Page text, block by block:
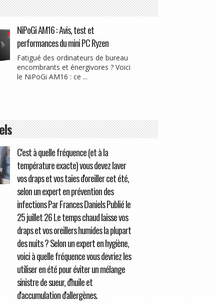
NiPoGi AM16 : Avis, test et
performances du mini PC Ryzen
Fatigué des ordinateurs de bureau
encombrants et énergivores ? Voici
le NiPoGi AM16 : ce ...
C'est à quelle fréquence (et à la
température exacte) vous devez laver
vos draps et vos taies d'oreiller cet été,
selon un expert en prévention des
infections Par Frances Daniels Publié le
25 juillet 26 Le temps chaud laisse vos
draps et vos oreillers humides la plupart
des nuits ? Selon un expert en hygiène,
voici à quelle fréquence vous devriez les
utiliser en été pour éviter un mélange
sinistre de sueur, d'huile et
d'accumulation d'allergènes.